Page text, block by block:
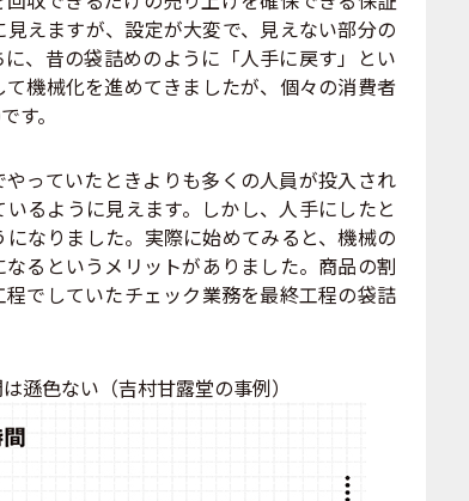
えますが、設定が大変で、見えない部分の
、昔の袋詰めのように「人手に戻す」とい
機械化を進めてきましたが、個々の消費者
す。
っていたときよりも多くの人員が投入され
るように見えます。しかし、人手にしたと
なりました。実際に始めてみると、機械の
るというメリットがありました。商品の割
でしていたチェック業務を最終工程の袋詰
色ない（吉村甘露堂の事例）